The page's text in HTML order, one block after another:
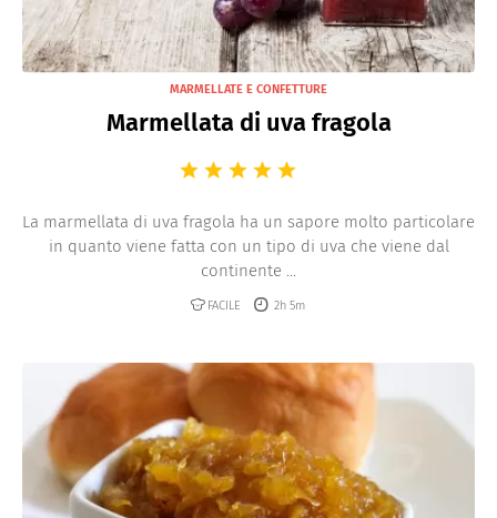
MARMELLATE E CONFETTURE
Marmellata di uva fragola
La marmellata di uva fragola ha un sapore molto particolare
in quanto viene fatta con un tipo di uva che viene dal
continente ...
FACILE 2h 5m